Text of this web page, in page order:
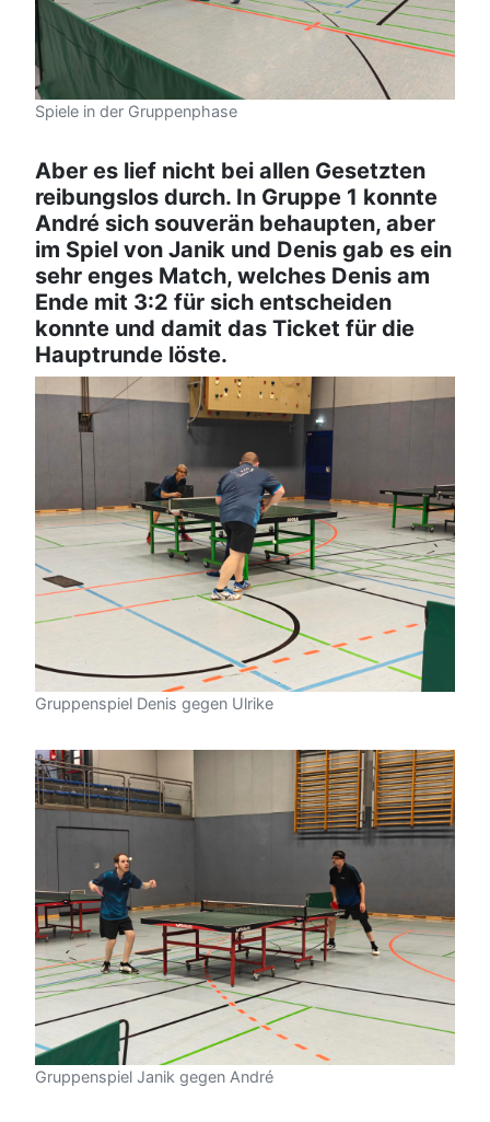
Spiele in der Gruppenphase
Aber es lief nicht bei allen Gesetzten
reibungslos durch. In Gruppe 1 konnte
André sich souverän behaupten, aber
im Spiel von Janik und Denis gab es ein
sehr enges Match, welches Denis am
Ende mit 3:2 für sich entscheiden
konnte und damit das Ticket für die
Hauptrunde löste.
Gruppenspiel Denis gegen Ulrike
Gruppenspiel Janik gegen André